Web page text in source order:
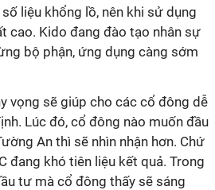
liệu khổng lồ, nên khi sử dụng
cao. Kido đang đào tạo nhân sự
bộ phận, ứng dụng càng sớm
vọng sẽ giúp cho các cổ đông dễ
Lúc đó, cổ đông nào muốn đầu
An thì sẽ nhìn nhận hơn. Chứ
đang khó tiên liệu kết quả. Trong
tư mà cổ đông thấy sẽ sáng